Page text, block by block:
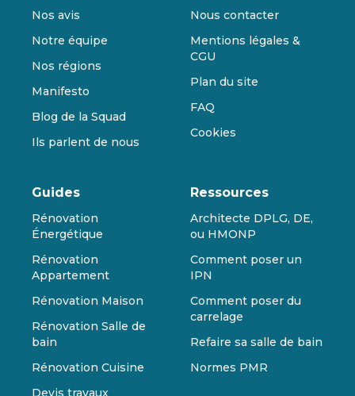
Nos avis
Notre équipe
Nos régions
Manifesto
Blog de la Squad
Ils parlent de nous
Nous contacter
Mentions légales &
CGU
Plan du site
FAQ
Cookies
Guides
Rénovation
Énergétique
Rénovation
Appartement
Rénovation Maison
Rénovation Salle de
bain
Rénovation Cuisine
Devis travaux
Ressources
Architecte DPLG, DE,
ou HMONP
Comment poser un
IPN
Comment poser du
carrelage
Refaire sa salle de bain
Normes PMR